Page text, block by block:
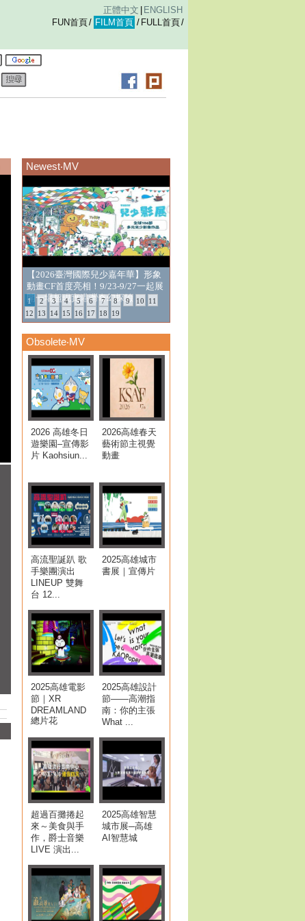
正體中文
ENGLISH
FUN首頁/ FILM首頁 / FULL首頁/
Newest‧MV
走讀高雄穿越時空 漫遊鳳梨工場九
曲堂 ◆高雄進行式2026
1 2 3 4 5 6 7 8 9 10
11
12
13 14 15 16 17 18 19
Obsolete‧MV
2026 高雄冬日
遊樂園–宣傳影
片 Kaohsiun...
2026高雄春天
藝術節主視覺
動畫
高流聖誕趴 歌
手樂團演出
LINEUP 雙舞
台 12...
2025高雄城市
書展｜宣傳片
2025高雄電影
節｜XR
DREAMLAND
總片花
2025高雄設計
節——高潮指
南：你的主張
What ...
超過百攤捲起
來～美食與手
作，爵士音樂
LIVE 演出...
2025高雄智慧
城市展─高雄
AI智慧城